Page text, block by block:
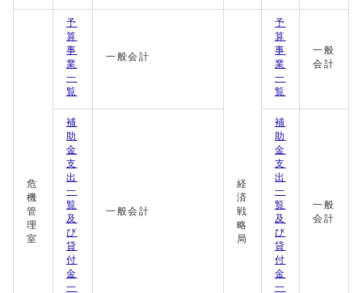
危
機
管
理
室
予
算
事
業
一
覧
一般会計
経
済
戦
略
局
予
算
事
業
一
覧
一般
会計
補
助
金
支
出
一
覧
及
び
貸
付
金
一
一般会計
補
助
金
支
出
一
覧
及
び
貸
付
金
一
一般
会計